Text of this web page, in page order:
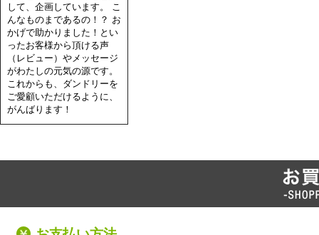
して、企画しています。 こ
んなものまであるの！？ お
かげで助かりました！とい
ったお客様から頂ける声
（レビュー）やメッセージ
がわたしの元気の源です。
これからも、ダンドリーを
ご愛顧いただけるように、
がんばります！